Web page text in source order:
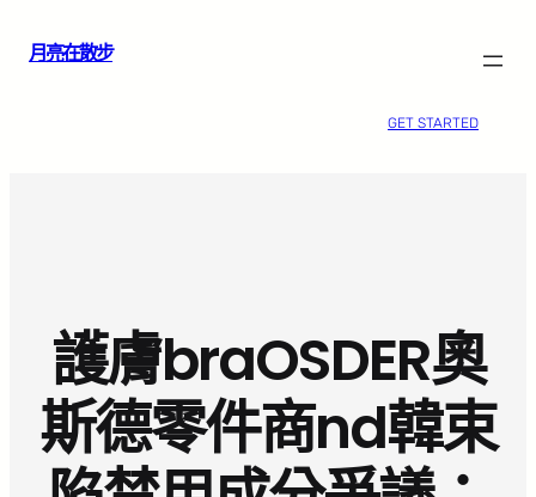
月亮在散步
GET STARTED
護膚braOSDER奧
斯德零件商nd韓束